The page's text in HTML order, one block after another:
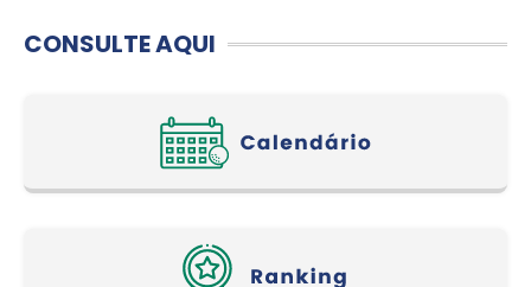
CONSULTE AQUI